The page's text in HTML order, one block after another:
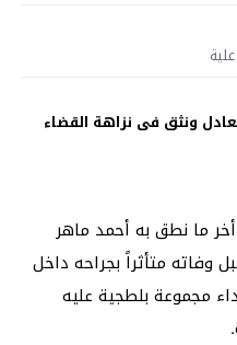
ونثق فى نزاهة القضاء
ما نطق به أحمد ماهر
متأثراً بجراحه داخل
مجموعة بلطجية عليه